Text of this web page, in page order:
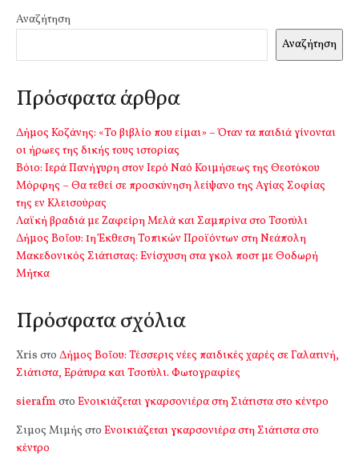
Αναζήτηση
Αναζήτηση
Πρόσφατα άρθρα
Δήμος Κοζάνης: «Το βιβλίο που είμαι» – Όταν τα παιδιά γίνονται
οι ήρωες της δικής τους ιστορίας
Βόιο: Ιερά Πανήγυρη στον Ιερό Ναό Κοιμήσεως της Θεοτόκου
Μόρφης – Θα τεθεί σε προσκύνηση λείψανο της Αγίας Σοφίας
της εν Κλεισούρας
Λαϊκή βραδιά με Ζαφείρη Μελά και Σαμπρίνα στο Τσοτύλι
Δήμος Βοΐου: 1η Έκθεση Τοπικών Προϊόντων στη Νεάπολη
Μακεδονικός Σιάτιστας: Ενίσχυση στα γκολ ποστ με Θοδωρή
Μήτκα
Πρόσφατα σχόλια
Xris στο Δήμος Βοΐου: Τέσσερις νέες παιδικές χαρές σε Γαλατινή,
Σιάτιστα, Εράτυρα και Τσοτύλι. Φωτογραφίες
sierafm στο Ενοικιάζεται γκαρσονιέρα στη Σιάτιστα στο κέντρο
Σιμος Μιμής στο Ενοικιάζεται γκαρσονιέρα στη Σιάτιστα στο
κέντρο